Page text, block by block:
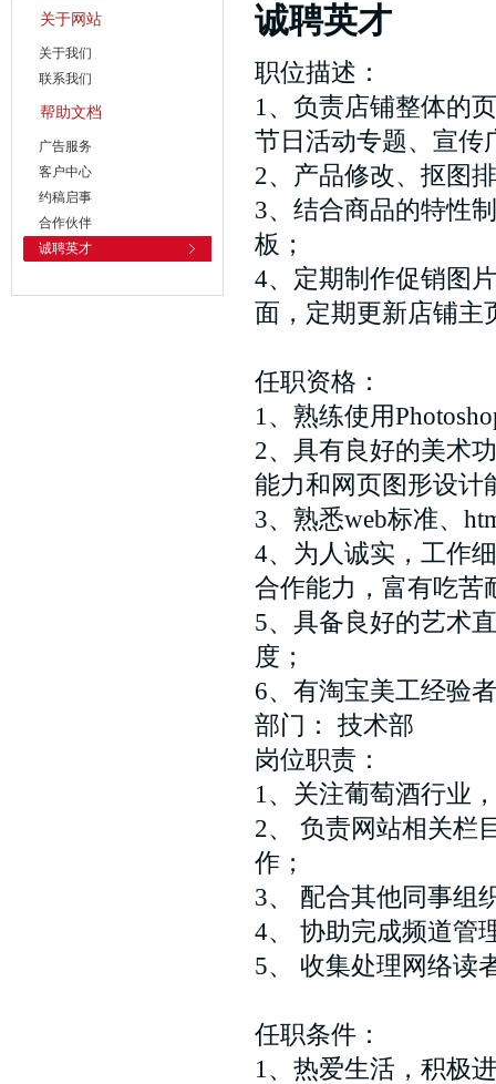
关于网站
关于我们
联系我们
帮助文档
广告服务
客户中心
约稿启事
合作伙伴
诚聘英才
诚聘英才
职位描述：
1、负责店铺整体的
节日活动专题、宣传
2、产品修改、抠图
3、结合商品的特性
板；
4、定期制作促销图
面，定期更新店铺主
任职资格：
1、熟练使用
2、具有良好的美术
能力和网页图形设计
3、熟悉web标准、
4、为人诚实，工作
合作能力，富有吃苦
5、具备良好的艺术
度；
6、有淘宝美工经验
部门： 技术部 职
岗位职责：
1、关注葡萄酒行业
2、 负责网站相关栏
作；
3、 配合其他同事组
4、 协助完成频道管
5、 收集处理网络读
任职条件：
1、热爱生活，积极